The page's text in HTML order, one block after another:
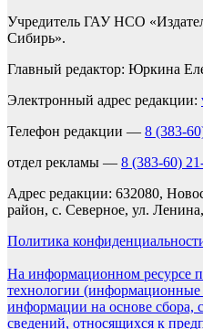
Учредитель ГАУ НСО
Сибирь».
Главный редактор: Юркина
Электронный адрес редакции:
Телефон редакции — 8 (383-
отдел рекламы — 8 (383-60)
Адрес редакции: 632080,
район, с. Северное, ул.
Политика
На информационном ресурсе
технологии (информационные
информации на основе сбора,
сведений, относящихся к